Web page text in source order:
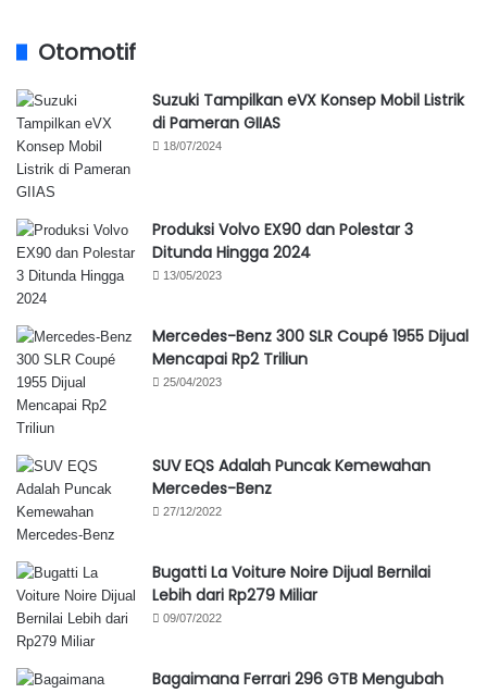
Otomotif
Suzuki Tampilkan eVX Konsep Mobil Listrik
di Pameran GIIAS
18/07/2024
Produksi Volvo EX90 dan Polestar 3
Ditunda Hingga 2024
13/05/2023
Mercedes-Benz 300 SLR Coupé 1955 Dijual
Mencapai Rp2 Triliun
25/04/2023
SUV EQS Adalah Puncak Kemewahan
Mercedes-Benz
27/12/2022
Bugatti La Voiture Noire Dijual Bernilai
Lebih dari Rp279 Miliar
09/07/2022
Bagaimana Ferrari 296 GTB Mengubah